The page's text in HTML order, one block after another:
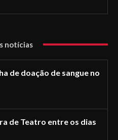
notícias
de doação de sangue no
de Teatro entre os dias